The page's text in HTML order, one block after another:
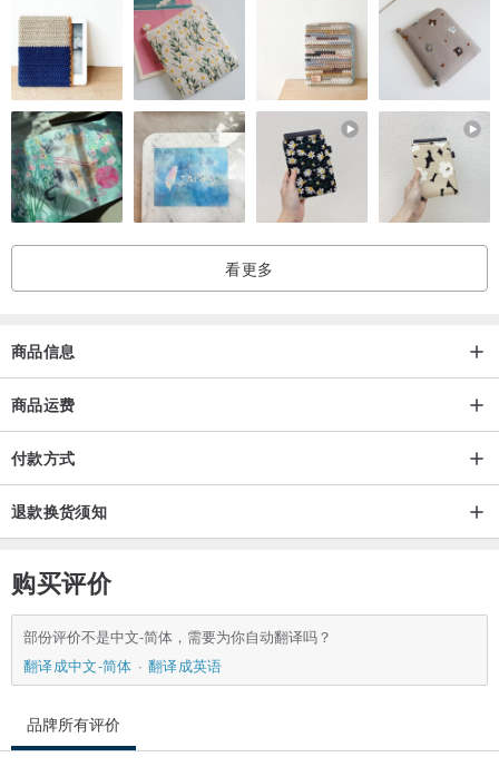
石、水氧机、香氛机
其中羊毛毡效果显着，让你出门也香香的♡
【羊毛毡扩香法】
使用水溶性精油滴2-3滴在羊毛毡表面
等待数小时吸收且颜色恢复后味道超持久
（建议睡前滴好，隔天带出门香香的）
商品如何保养❓
• 羊毛和一般棉质布品比起来较不容易脏，平时不需清洗，有灰尘只
要轻拍即可。
• 万一沾染严重污渍，请用冷水+中性清洁剂轻轻搓揉，在通风处风干
即可。
平整。
产地／制造方式
台湾／手工制作
看更多
商品信息
商品运费
付款方式
退款换货须知
购买评价
部份评价不是中文-简体，需要为你自动翻译吗？
翻译成中文-简体
翻译成英语
品牌所有评价